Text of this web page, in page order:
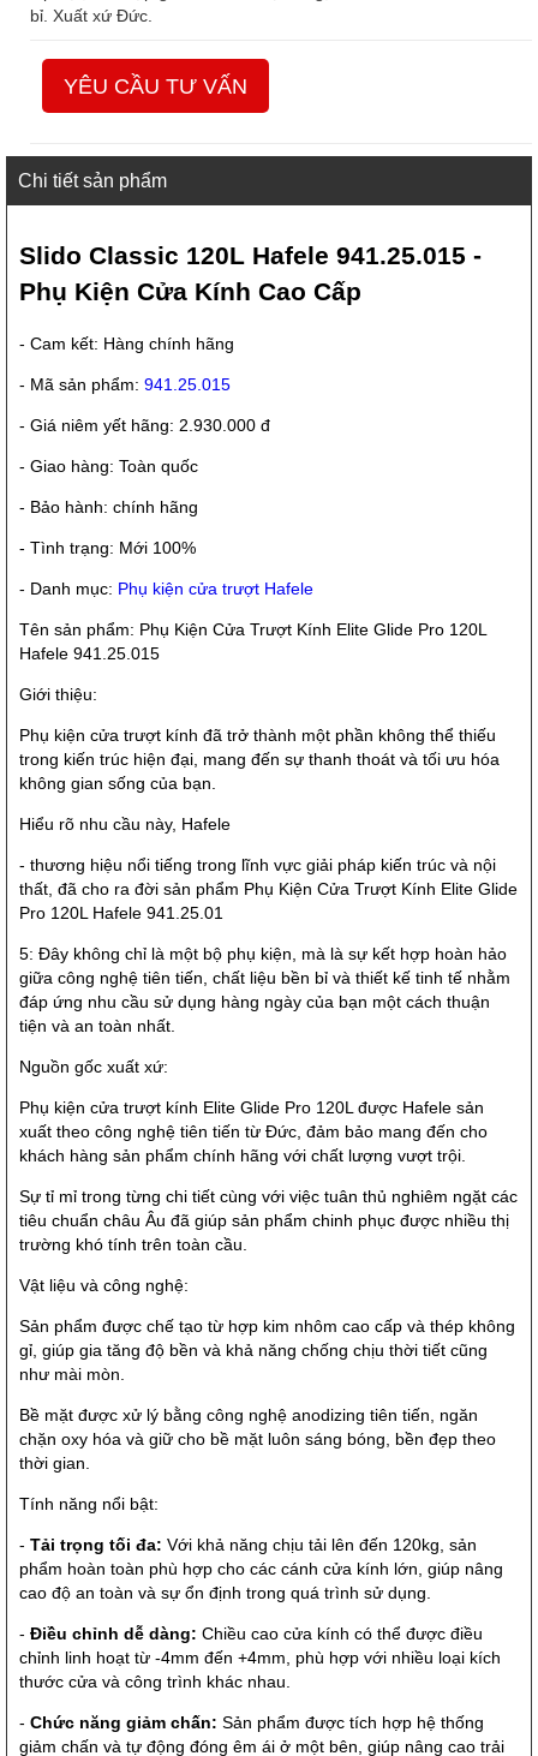
bỉ. Xuất xứ Đức.
YÊU CẦU TƯ VẤN
Chi tiết sản phẩm
Slido Classic 120L Hafele 941.25.015 -
Phụ Kiện Cửa Kính Cao Cấp
- Cam kết: Hàng chính hãng
- Mã sản phẩm: 941.25.015
- Giá niêm yết hãng: 2.930.000 đ
- Giao hàng: Toàn quốc
- Bảo hành: chính hãng
- Tình trạng: Mới 100%
- Danh mục: Phụ kiện cửa trượt Hafele
Tên sản phẩm: Phụ Kiện Cửa Trượt Kính Elite Glide Pro 120L
Hafele 941.25.015
Giới thiệu:
Phụ kiện cửa trượt kính đã trở thành một phần không thể thiếu
trong kiến trúc hiện đại, mang đến sự thanh thoát và tối ưu hóa
không gian sống của bạn.
Hiểu rõ nhu cầu này, Hafele
- thương hiệu nổi tiếng trong lĩnh vực giải pháp kiến ​​trúc và nội
thất, đã cho ra đời sản phẩm Phụ Kiện Cửa Trượt Kính Elite Glide
Pro 120L Hafele 941.25.01
5: Đây không chỉ là một bộ phụ kiện, mà là sự kết hợp hoàn hảo
giữa công nghệ tiên tiến, chất liệu bền bỉ và thiết kế tinh tế nhằm
đáp ứng nhu cầu sử dụng hàng ngày của bạn một cách thuận
tiện và an toàn nhất.
Nguồn gốc xuất xứ:
Phụ kiện cửa trượt kính Elite Glide Pro 120L được Hafele sản
xuất theo công nghệ tiên tiến từ Đức, đảm bảo mang đến cho
khách hàng sản phẩm chính hãng với chất lượng vượt trội.
Sự tỉ mỉ trong từng chi tiết cùng với việc tuân thủ nghiêm ngặt các
tiêu chuẩn châu Âu đã giúp sản phẩm chinh phục được nhiều thị
trường khó tính trên toàn cầu.
Vật liệu và công nghệ:
Sản phẩm được chế tạo từ hợp kim nhôm cao cấp và thép không
gỉ, giúp gia tăng độ bền và khả năng chống chịu thời tiết cũng
như mài mòn.
Bề mặt được xử lý bằng công nghệ anodizing tiên tiến, ngăn
chặn oxy hóa và giữ cho bề mặt luôn sáng bóng, bền đẹp theo
thời gian.
Tính năng nổi bật:
- Tải trọng tối đa: Với khả năng chịu tải lên đến 120kg, sản
phẩm hoàn toàn phù hợp cho các cánh cửa kính lớn, giúp nâng
cao độ an toàn và sự ổn định trong quá trình sử dụng.
- Điều chỉnh dễ dàng: Chiều cao cửa kính có thể được điều
chỉnh linh hoạt từ -4mm đến +4mm, phù hợp với nhiều loại kích
thước cửa và công trình khác nhau.
- Chức năng giảm chấn: Sản phẩm được tích hợp hệ thống
giảm chấn và tự động đóng êm ái ở một bên, giúp nâng cao trải